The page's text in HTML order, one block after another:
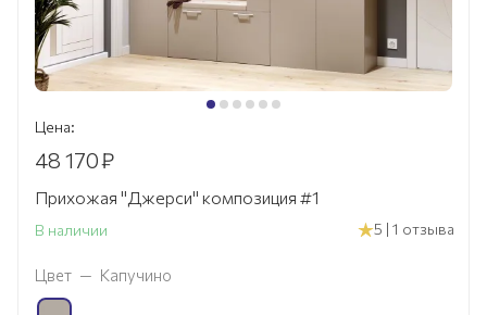
Цена:
48 170₽
Прихожая "Джерси" композиция #1
В наличии 5 | 1 отзыва
Цвет — Капучино